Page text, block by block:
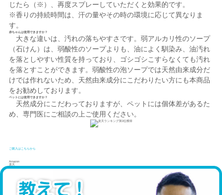
じたら（※）、再度スプレーしていただくと効果的です。
※香りの持続時間は、汗の量やその時の環境に応じて異なりま
す。
赤ちゃんは使用できますか？
大きな違いは、汚れの落ちやすさです。弱アルカリ性のソープ
（石けん）は、弱酸性のソープよりも、油によく馴染み、油汚れ
を落としやすい性質を持っており、ゴシゴシこすらなくても汚れ
を落とすことができます。弱酸性の泡ソープでは天然由来成分だ
けでは作れないため、天然由来成分にこだわりたい方にも本商品
をお勧めしております。
ペットには使用できますか？
天然成分にこだわっておりますが、ペットには個体差があるた
め、専門医にご相談の上ご使用ください。
ご購入はこちらから
Amazon
楽天